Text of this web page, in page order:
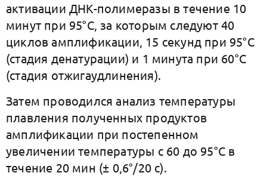
активации ДНК-полимеразы в течение 10
минут при 95°C, за которым следуют 40
циклов амплификации, 15 секунд при 95°C
(стадия денатурации) и 1 минута при 60°C
(стадия отжигаудлинения).
Затем проводился анализ температуры
плавления полученных продуктов
амплификации при постепенном
увеличении температуры с 60 до 95°С в
течение 20 мин (± 0,6°/20 с).